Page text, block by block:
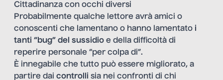
Cittadinanza con occhi diversi
Probabilmente qualche lettore avrà amici o
conoscenti che lamentano o hanno lamentato i
tanti “bug” del sussidio e della difficoltà di
reperire personale “per colpa di”.
È innegabile che tutto può essere migliorato, a
partire dai controlli sia nei confronti di chi